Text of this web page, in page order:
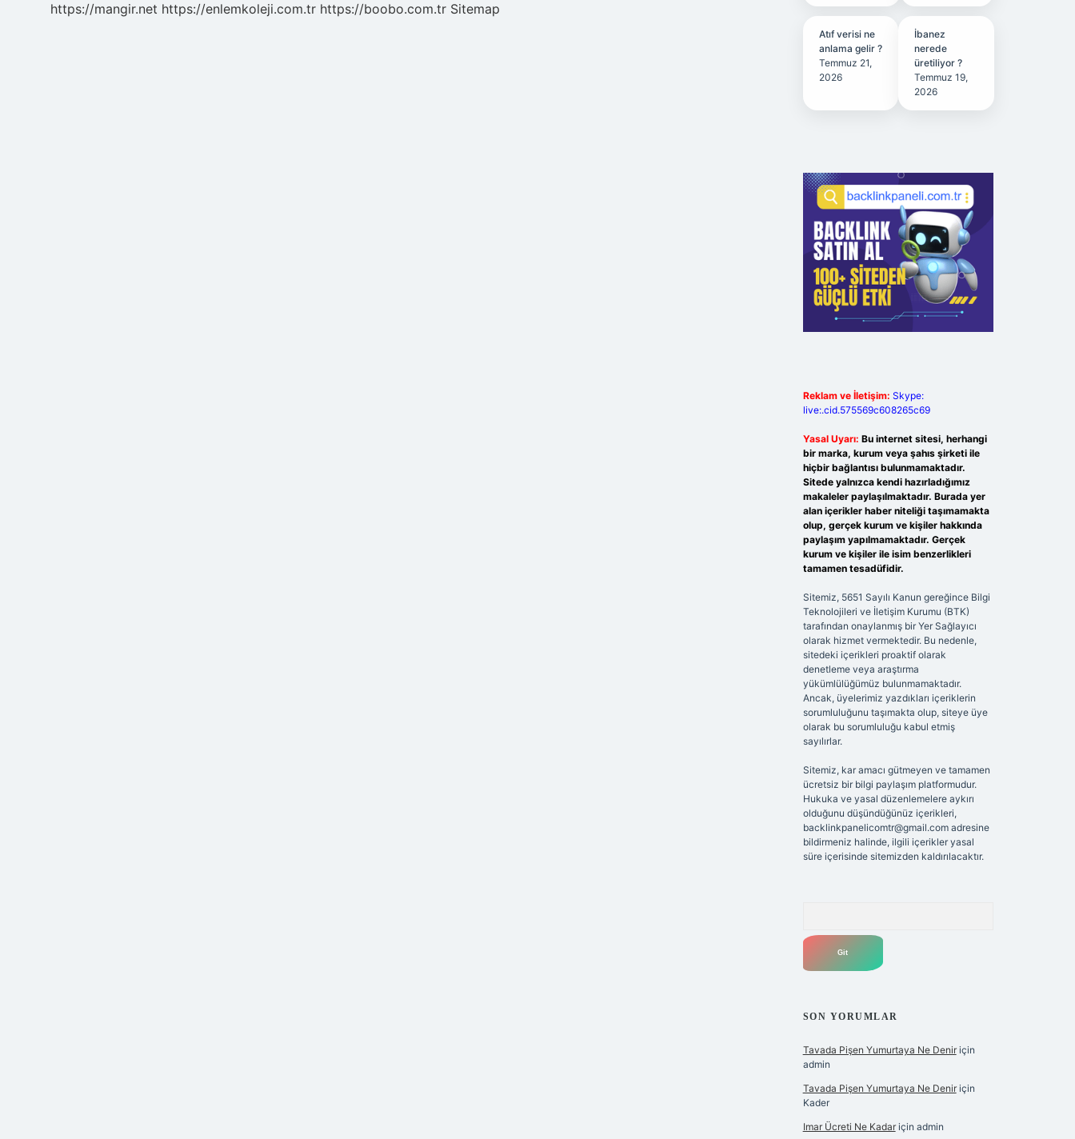
https://mangir.net https://enlemkoleji.com.tr https://boobo.com.tr Sitemap
Atıf verisi ne
anlama gelir ?
Temmuz 21,
2026
İbanez
nerede
üretiliyor ?
Temmuz 19,
2026
Reklam ve İletişim: Skype:
live:.cid.575569c608265c69
Yasal Uyarı: Bu internet sitesi, herhangi
bir marka, kurum veya şahıs şirketi ile
hiçbir bağlantısı bulunmamaktadır.
Sitede yalnızca kendi hazırladığımız
makaleler paylaşılmaktadır. Burada yer
alan içerikler haber niteliği taşımamakta
olup, gerçek kurum ve kişiler hakkında
paylaşım yapılmamaktadır. Gerçek
kurum ve kişiler ile isim benzerlikleri
tamamen tesadüfidir.
Sitemiz, 5651 Sayılı Kanun gereğince Bilgi
Teknolojileri ve İletişim Kurumu (BTK)
tarafından onaylanmış bir Yer Sağlayıcı
olarak hizmet vermektedir. Bu nedenle,
sitedeki içerikleri proaktif olarak
denetleme veya araştırma
yükümlülüğümüz bulunmamaktadır.
Ancak, üyelerimiz yazdıkları içeriklerin
sorumluluğunu taşımakta olup, siteye üye
olarak bu sorumluluğu kabul etmiş
sayılırlar.
Sitemiz, kar amacı gütmeyen ve tamamen
ücretsiz bir bilgi paylaşım platformudur.
Hukuka ve yasal düzenlemelere aykırı
olduğunu düşündüğünüz içerikleri,
backlinkpanelicomtr@gmail.comadresine
bildirmeniz halinde, ilgili içerikler yasal
süre içerisinde sitemizden kaldırılacaktır.
SON YORUMLAR
Tavada Pişen Yumurtaya Ne Deniriçin
admin
Tavada Pişen Yumurtaya Ne Deniriçin
Kader
Imar Ücreti Ne Kadariçin admin